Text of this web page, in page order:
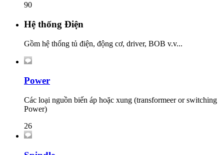
90
Hệ thống Điện
Gồm hệ thống tủ điện, động cơ, driver, BOB v.v...
Power
Các loại nguồn biến áp hoặc xung (transformeer or switching
Power)
26